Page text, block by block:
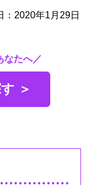
：2020年1月29日
なたへ／
＞